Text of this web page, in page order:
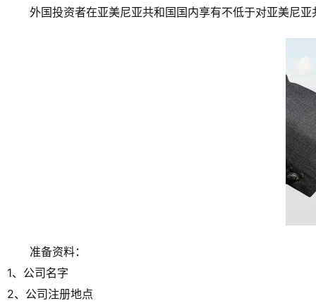
外国投资者在亚美尼亚共和国国内享有不低于对亚美尼
准备资料：
1、公司名字
2、公司注册地点